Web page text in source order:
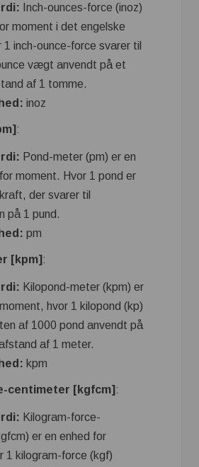
Inch-ounces-force (inoz)
moment i det engelske
inch-ounce-force svarer til
vægt anvendt på et
af 1 tomme.
inoz
:
Pond-meter (pm) er en
moment. Hvor 1 pond er
der svarer til
på 1 pund.
pm
[kpm] :
Kilopond-meter (kpm) er
hvor 1 kilopond (kp)
af ​​1000 pond anvendt på
af 1 meter.
kpm
centimeter [kgfcm] :
Kilogram-force-
er en enhed for
1 kilogram-force (kgf)